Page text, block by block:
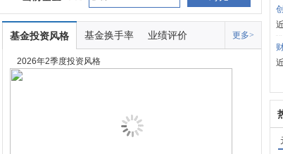
基金投资风格 基金换手率 业绩评价 更多>
2026年2季度投资风格